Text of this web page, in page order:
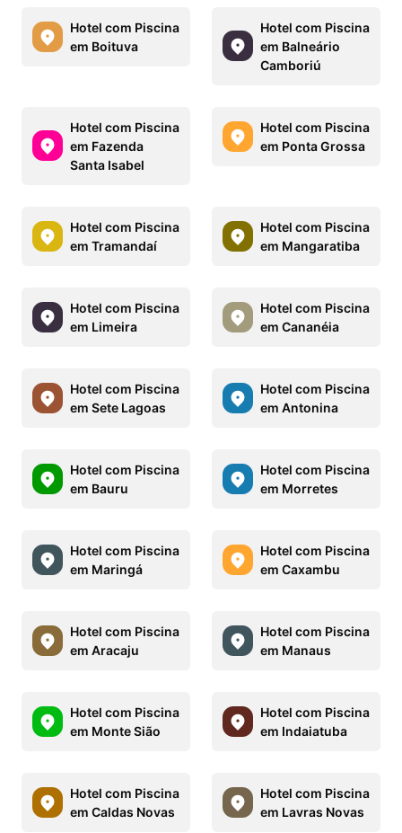
Hotel com Piscina
em Boituva
Hotel com Piscina
em Balneário
Camboriú
Hotel com Piscina
em Fazenda
Santa Isabel
Hotel com Piscina
em Ponta Grossa
Hotel com Piscina
em Tramandaí
Hotel com Piscina
em Mangaratiba
Hotel com Piscina
em Limeira
Hotel com Piscina
em Cananéia
Hotel com Piscina
em Sete Lagoas
Hotel com Piscina
em Antonina
Hotel com Piscina
em Bauru
Hotel com Piscina
em Morretes
Hotel com Piscina
em Maringá
Hotel com Piscina
em Caxambu
Hotel com Piscina
em Aracaju
Hotel com Piscina
em Manaus
Hotel com Piscina
em Monte Sião
Hotel com Piscina
em Indaiatuba
Hotel com Piscina
em Caldas Novas
Hotel com Piscina
em Lavras Novas